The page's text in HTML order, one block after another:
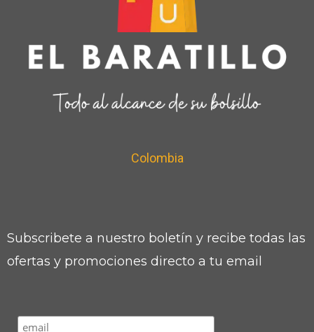
Colombia
Subscribete a nuestro boletín y recibe todas las
ofertas y promociones directo a tu email